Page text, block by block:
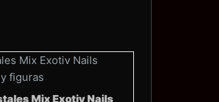
Mix Exotiv Nails